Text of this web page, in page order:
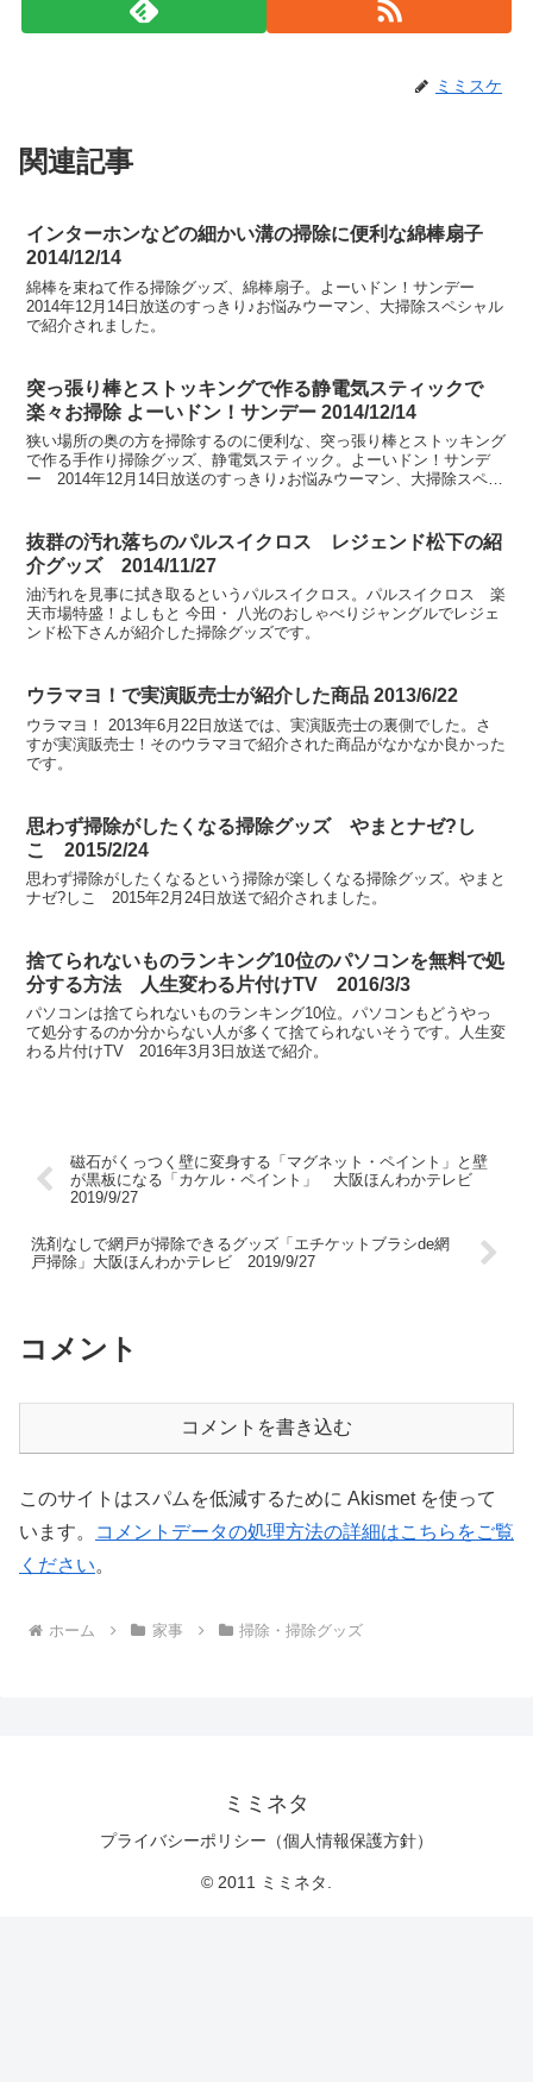
ミミスケ
関連記事
インターホンなどの細かい溝の掃除に便利な綿棒扇子
2014/12/14
綿棒を束ねて作る掃除グッズ、綿棒扇子。よーいドン！サンデー
2014年12月14日放送のすっきり♪お悩みウーマン、大掃除スペシャル
で紹介されました。
突っ張り棒とストッキングで作る静電気スティックで
楽々お掃除 よーいドン！サンデー 2014/12/14
狭い場所の奥の方を掃除するのに便利な、突っ張り棒とストッキング
で作る手作り掃除グッズ、静電気スティック。よーいドン！サンデ
ー 2014年12月14日放送のすっきり♪お悩みウーマン、大掃除スペシ
抜群の汚れ落ちのパルスイクロス レジェンド松下の紹
介グッズ 2014/11/27
油汚れを見事に拭き取るというパルスイクロス。パルスイクロス 楽
天市場特盛！よしもと 今田・ 八光のおしゃべりジャングルでレジェ
ンド松下さんが紹介した掃除グッズです。
ウラマヨ！で実演販売士が紹介した商品 2013/6/22
ウラマヨ！ 2013年6月22日放送では、実演販売士の裏側でした。さ
すが実演販売士！そのウラマヨで紹介された商品がなかなか良かった
です。
思わず掃除がしたくなる掃除グッズ やまとナゼ?し
こ 2015/2/24
思わず掃除がしたくなるという掃除が楽しくなる掃除グッズ。やまと
ナゼ?しこ 2015年2月24日放送で紹介されました。
捨てられないものランキング10位のパソコンを無料で処
分する方法 人生変わる片付けTV 2016/3/3
パソコンは捨てられないものランキング10位。パソコンもどうやっ
て処分するのか分からない人が多くて捨てられないそうです。人生変
わる片付けTV 2016年3月3日放送で紹介。
磁石がくっつく壁に変身する「マグネット・ペイント」と壁
が黒板になる「カケル・ペイント」 大阪ほんわかテレビ
2019/9/27
洗剤なしで網戸が掃除できるグッズ「エチケットブラシde網
戸掃除」大阪ほんわかテレビ 2019/9/27
コメント
コメントを書き込む
このサイトはスパムを低減するために Akismet を使って
います。
コメントデータの処理方法の詳細はこちらをご覧
ください。
ホーム 家事 掃除・掃除グッズ
ミミネタ
プライバシーポリシー（個人情報保護方針）
© 2011 ミミネタ.